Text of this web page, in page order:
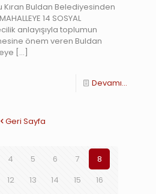
Kıran Buldan Belediyesinden
14 SOSYAL
anlayışıyla toplumun
önem veren Buldan
[…]
Devamı...
Geri Sayfa
4 5 6 7
8
12 13 14 15
16